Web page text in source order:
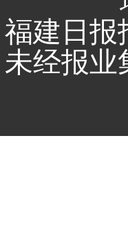
福建日报
未经报业